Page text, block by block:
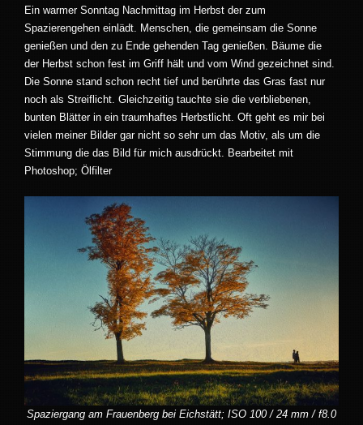
Ein warmer Sonntag Nachmittag im Herbst der zum
Spazierengehen einlädt. Menschen, die gemeinsam die Sonne
genießen und den zu Ende gehenden Tag genießen. Bäume die
der Herbst schon fest im Griff hält und vom Wind gezeichnet sind.
Die Sonne stand schon recht tief und berührte das Gras fast nur
noch als Streiflicht. Gleichzeitig tauchte sie die verbliebenen,
bunten Blätter in ein traumhaftes Herbstlicht. Oft geht es mir bei
vielen meiner Bilder gar nicht so sehr um das Motiv, als um die
Stimmung die das Bild für mich ausdrückt. Bearbeitet mit
Photoshop; Ölfilter
Spaziergang am Frauenberg bei Eichstätt; ISO 100 / 24 mm / f8.0